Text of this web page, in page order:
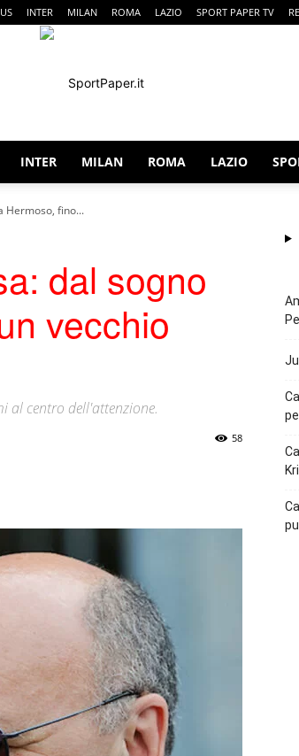
INTER MILAN ROMA LAZIO SPORT PAPER TV
INTER MILAN ROMA LAZIO
Hermoso, fino...
dal sogno
vecchio
al centro dell'attenzione.
58